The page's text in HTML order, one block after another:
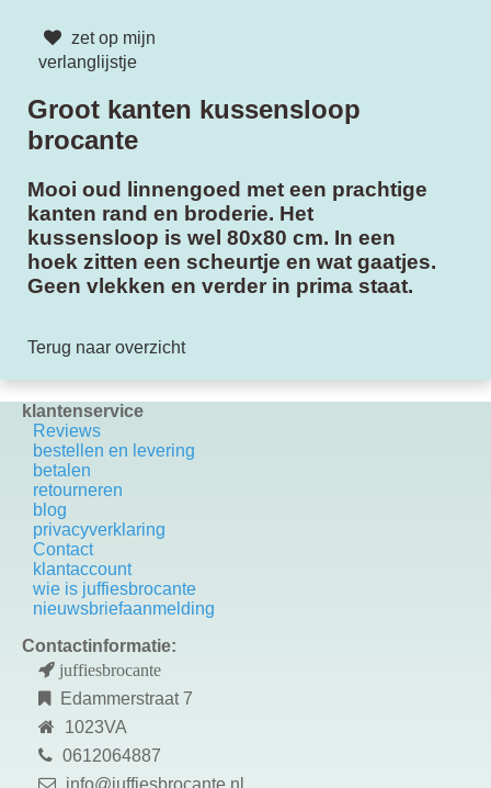
zet op mijn
verlanglijstje
Groot kanten kussensloop
brocante
Mooi oud linnengoed met een prachtige
kanten rand en broderie. Het
kussensloop is wel 80x80 cm. In een
hoek zitten een scheurtje en wat gaatjes.
Geen vlekken en verder in prima staat.
Terug naar overzicht
klantenservice
Reviews
bestellen en levering
betalen
retourneren
blog
privacyverklaring
Contact
k lantaccount
wie is juffiesbrocante
nieuwsbriefaanmelding
Contactinformatie:
juffiesbrocante
Edammerstraat 7
1023VA
0612064887